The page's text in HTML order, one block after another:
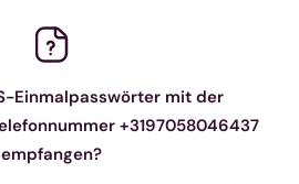
Einmalpasswörter mit der
+3197058046437
empfangen?